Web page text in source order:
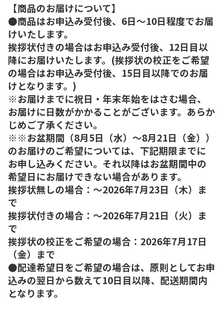
【商品のお届けについて】
●商品はお申込み受付後、6日～10日程度でお届
けいたします。
挨拶状付きの場合はお申込み受付後、12日目以
降にお届けいたします。(挨拶状の校正をご希望
の場合はお申込み受付後、15日目以降でのお届
けとなります。)
※お届けまでに祝日・年末年始をはさむ場合、
お届けに日数がかかることがございます。あらか
じめご了承ください。
※※お盆期間（8月5日（水）～8月21日（金））
のお届けのご希望については、下記期限までに
お申し込みください。それ以降はお盆期間中の
希望日にお届けできない場合があります。
挨拶状無しの場合：～2026年7月23日（木）ま
で
挨拶状付きの場合：～2026年7月21日（火）ま
で
挨拶状の校正をご希望の場合：2026年7月17日
（金）まで
●配達希望日をご希望の場合は、原則としてお申
込みの翌日から数えて10日目以降、配送期間内
となります。